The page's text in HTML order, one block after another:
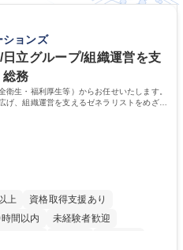
ションズ
日立グループ/組織運営を支
総務
衛生・福利厚生等）からお任せいたします。
、組織運営を支えるゼネラリストをめざせ
上
資格取得支援あり
間以内
未経験者歓迎